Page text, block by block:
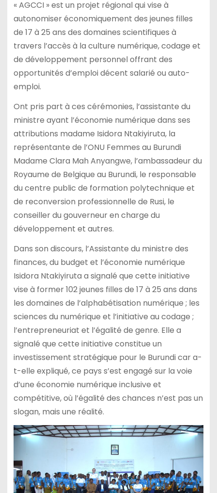
« AGCCI » est un projet régional qui vise à
autonomiser économiquement des jeunes filles
de 17 à 25 ans des domaines scientifiques à
travers l’accès à la culture numérique, codage et
de développement personnel offrant des
opportunités d’emploi décent salarié ou auto-
emploi.
Ont pris part à ces cérémonies, l’assistante du
ministre ayant l’économie numérique dans ses
attributions madame Isidora Ntakiyiruta, la
représentante de l’ONU Femmes au Burundi
Madame Clara Mah Anyangwe, l’ambassadeur du
Royaume de Belgique au Burundi, le responsable
du centre public de formation polytechnique et
de reconversion professionnelle de Rusi, le
conseiller du gouverneur en charge du
développement et autres.
Dans son discours, l’Assistante du ministre des
finances, du budget et l’économie numérique
Isidora Ntakiyiruta a signalé que cette initiative
vise à former 102 jeunes filles de 17 à 25 ans dans
les domaines de l’alphabétisation numérique ; les
sciences du numérique et l’initiative au codage ;
l’entrepreneuriat et l’égalité de genre. Elle a
signalé que cette initiative constitue un
investissement stratégique pour le Burundi car a-
t-elle expliqué, ce pays s’est engagé sur la voie
d’une économie numérique inclusive et
compétitive, où l’égalité des chances n’est pas un
slogan, mais une réalité.